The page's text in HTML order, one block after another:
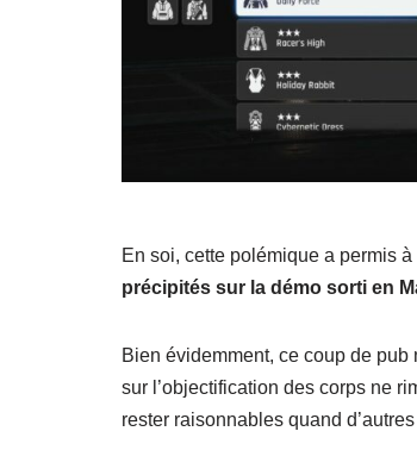
En soi, cette polémique a permis
précipités sur la démo sorti en
Bien évidemment, ce coup de
sur l’objectification des corps ne
rester raisonnables quand